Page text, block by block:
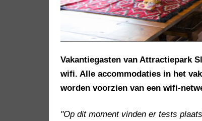
Vakantiegasten van Attractiepark
wifi. Alle accommodaties in het
worden voorzien van een wifi-
"Op dit moment vinden er tests